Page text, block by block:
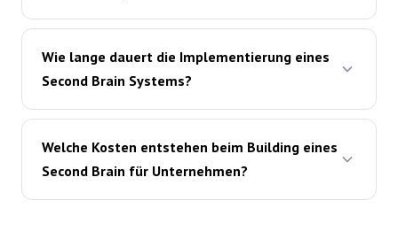
Wie lange dauert die Implementierung eines
Second Brain Systems?
Welche Kosten entstehen beim Building eines
Second Brain für Unternehmen?